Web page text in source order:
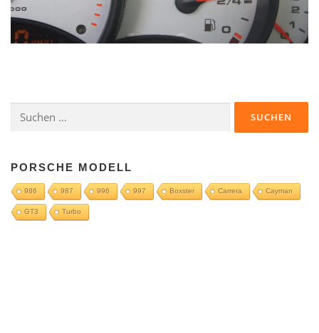
nach:
PORSCHE MODELL
986 987 996 997 Boxster Carrera Cayman
GT3 Turbo